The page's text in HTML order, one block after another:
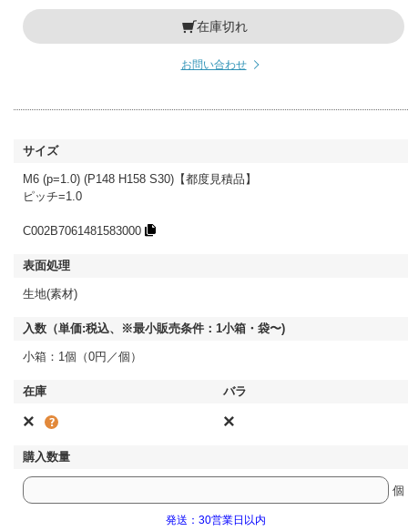
在庫切れ
お問い合わせ
M6 (p=1.0) (P148 H158 S30)【都度見積品】
ピッチ=1.0
C002B7061481583000
生地(素材)
小箱：1個（0円／個）
× ×
個
発送：30営業日以内